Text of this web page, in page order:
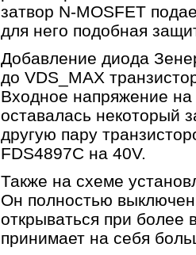
затвор N-MOSFET
для него подобная
Добавление диода
до VDS_MAX
Входное напряжение
оставалась некоторый
другую пару
FDS4897C на 40V.
Также на схеме
Он полностью
открываться при более
принимает на себя